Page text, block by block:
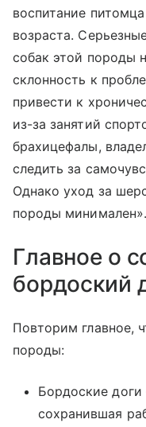
воспитание
возраста.
собак этой породы
склонность к
привести к
из-за занятий
брахицефалы,
следить за
Однако уход за
породы минимален».
Главное о
бордоский
Повторим главное,
породы:
Бордоские
сохранившая